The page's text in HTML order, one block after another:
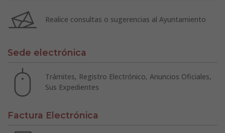
Realice consultas o sugerencias al Ayuntamiento
Sede electrónica
Trámites, Registro Electrónico, Anuncios Oficiales,
Sus Expedientes
Factura Electrónica